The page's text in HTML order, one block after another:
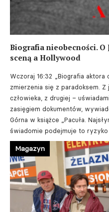
Biografia nieobecności. O
sceną a Hollywood
Wczoraj 16:32
„Biografia
zmierzenia się z paradoksem.
człowieka, z drugiej –
zasięgiem dokumentów,
Górna w książce „Pacuła.
świadomie podejmuje to ryzyko
Magazyn